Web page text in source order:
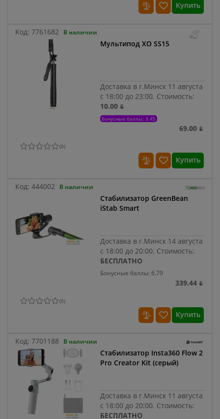
Купить
Код: 7761682 В наличии
Мультипод XO SS15
Доставка в г.Минск 11 августа
с 18:00 до 23:00. Стоимость:
10.00 ƃ
Бонусные баллы: 3.45
69.00 ƃ
(0)
Купить
Код: 444002 В наличии
Стабилизатор GreenBean
iStab Smart
Доставка в г.Минск 14 августа
с 18:00 до 20:00. Стоимость:
БЕСПЛАТНО
Бонусные баллы: 6.79
339.44 ƃ
(0)
Купить
Код: 7701188 В наличии
Стабилизатор Insta360 Flow 2
Pro Creator Kit (серый)
Доставка в г.Минск 11 августа
с 18:00 до 20:00. Стоимость:
БЕСПЛАТНО